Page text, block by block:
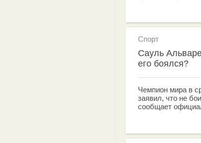
Спорт
Сауль
его боялся?
Чемпион мира в
заявил, что не
сообщает